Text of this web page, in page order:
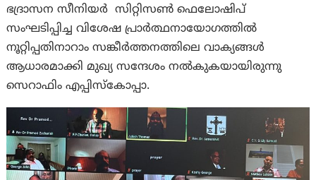
ഭദ്രാസന സീനിയർ സിറ്റിസൺ ഫെലോഷിപ്
സംഘടിപ്പിച്ച വിശേഷ പ്രാർത്ഥനായോഗത്തിൽ
നൂറ്റിപ്പതിനാറാം സങ്കീർത്തനത്തിലെ വാക്യങ്ങൾ
ആധാരമാക്കി മുഖ്യ സന്ദേശം നൽകുകയായിരുന്നു
സെറാഫിം എപ്പിസ്കോപ്പാ.